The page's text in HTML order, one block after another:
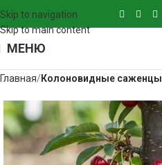
Skip to navigation
Skip to main content
МЕНЮ
Главная Колоновидные саженцы